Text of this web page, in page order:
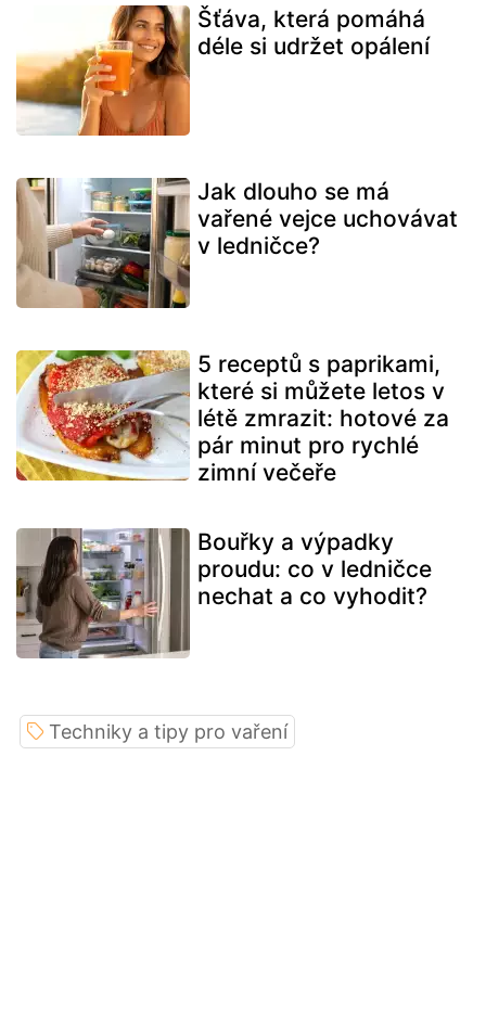
Šťáva, která pomáhá
déle si udržet opálení
Jak dlouho se má
vařené vejce uchovávat
v ledničce?
5 receptů s paprikami,
které si můžete letos v
létě zmrazit: hotové za
pár minut pro rychlé
zimní večeře
Bouřky a výpadky
proudu: co v ledničce
nechat a co vyhodit?
Techniky a tipy pro vaření